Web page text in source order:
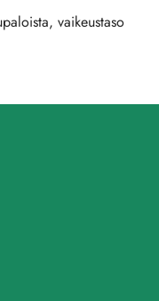
vaikeustaso